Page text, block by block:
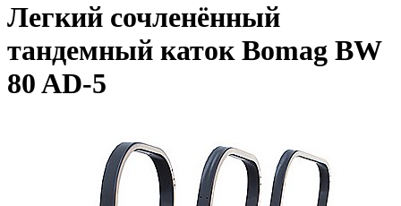
Легкий сочленённый
тандемный каток Bomag BW
80 AD-5